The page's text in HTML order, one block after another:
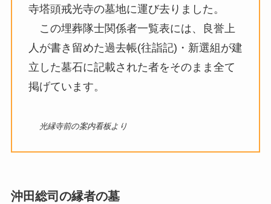
寺塔頭戒光寺の墓地に運び去りました。
この埋葬隊士関係者一覧表には、良誉上
人が書き留めた過去帳(往詣記)・新選組が建
立した墓石に記載された者をそのまま全て
掲げています。
光縁寺前の案内看板より
沖田総司の縁者の墓